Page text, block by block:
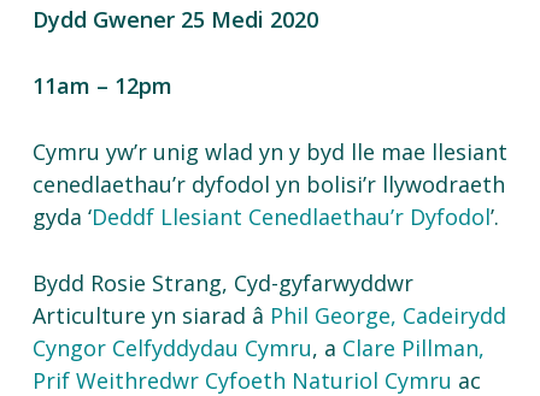
Dydd Gwener 25 Medi 2020
11am – 12pm
Cymru yw’r unig wlad yn y byd lle mae llesiant
cenedlaethau’r dyfodol yn bolisi’r llywodraeth
gyda ‘Deddf Llesiant Cenedlaethau’r Dyfodol’.
Bydd Rosie Strang, Cyd-gyfarwyddwr
Articulture yn siarad â Phil George, Cadeirydd
Cyngor Celfyddydau Cymru, a Clare Pillman,
Prif Weithredwr Cyfoeth Naturiol Cymru ac